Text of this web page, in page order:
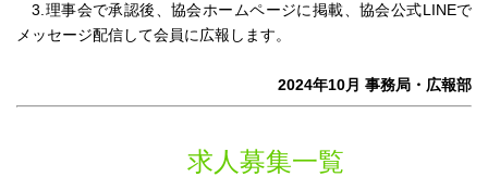
3.理事会で承認後、協会ホームページに掲載、協会公式LINEで
メッセージ配信して会員に広報します。
2024年10月 事務局・広報部
求人募集一覧